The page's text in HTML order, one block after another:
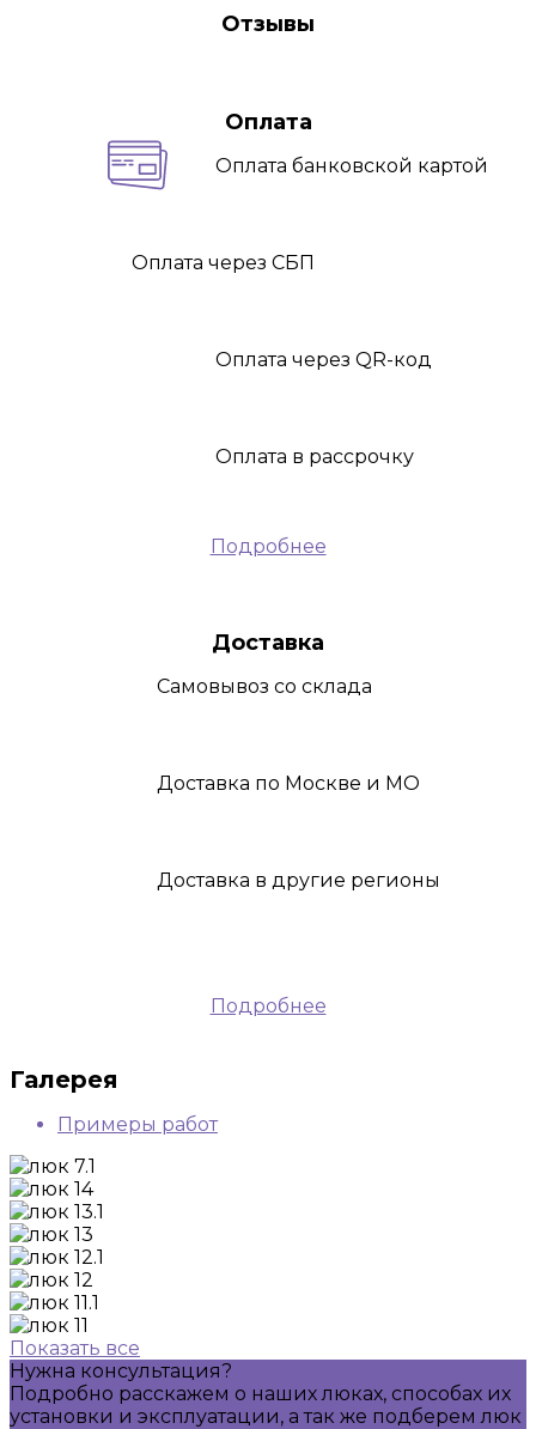
Отзывы
Оплата
Оплата банковской картой
Оплата через СБП
Оплата через QR-код
Оплата в рассрочку
Подробнее
Доставка
Самовывоз со склада
Доставка по Москве и МО
Доставка в другие регионы
Подробнее
Галерея
Примеры работ
Показать все
Нужна консультация?
Подробно расскажем о наших люках, способах их
установки и эксплуатации, а так же подберем люк